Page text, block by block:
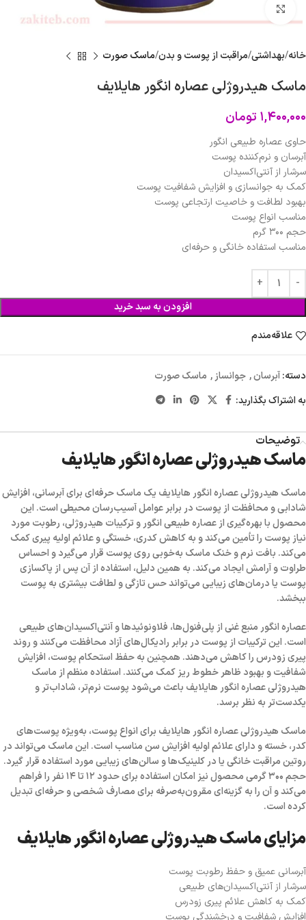
برای بزرگنمایی کلیک کنید
خانه بهداشتی مراقبت از پوست و بدن ماسک صورت
ماسک هیدروژلی عصاره انگور هایلایف
۱,۴۰۰,۰۰۰ تومان
حاوی عصاره طبیعی انگور
آبرسان و نرم‌کننده پوست
سرشار از آنتی‌اکسیدان
کمک به جوانسازی و افزایش شفافیت پوست
بهبود لطافت و خاصیت ارتجاعی پوست
مناسب انواع پوست
حجم ۳۰۰ گرم
مناسب استفاده خانگی و حرفه‌ای
افزودن به سبد خرید
علاقه‌مندم
دسته:آبرسان, جوانساز , ماسک صورت
به اشتراک بگذارید:
توضیحات
ماسک هیدروژلی عصاره انگور هایلایف
ماسک هیدروژلی عصاره انگور هایلایف یک ماسک حرفه‌ای برای آبرسانی، افزایش
شادابی و محافظت از پوست در برابر عوامل آسیب‌رسان محیطی است. این
محصول با بهره‌گیری از عصاره طبیعی انگور و ترکیبات هیدروژلی، رطوبت مورد
نیاز پوست را تأمین می‌کند و به کاهش کدری، خستگی و علائم اولیه پیری کمک
می‌کند. بافت نرم و خنک ماسک به‌خوبی روی پوست قرار می‌گیرد و احساس
طراوت و آرامش ایجاد می‌کند. به همین دلیل، استفاده از آن پس از پاکسازی
پوست یا درمان‌های زیبایی می‌تواند حس تازگی و لطافت بیشتری به پوست
ببخشد.
عصاره انگور منبع غنی از پلی‌فنول‌ها، فلاونوئیدها و آنتی‌اکسیدان‌های طبیعی
است. این ترکیبات از پوست در برابر رادیکال‌های آزاد محافظت می‌کنند و روند
پیری زودرس را کاهش می‌دهند. همچنین به حفظ استحکام پوست، افزایش
شفافیت و بهبود ظاهر خطوط ریز کمک می‌کنند. استفاده منظم از ماسک
هیدروژلی عصاره انگور هایلایف باعث می‌شود پوست نرم‌تر، شاداب‌تر و
یکدست‌تر به نظر برسد.
ماسک هیدروژلی عصاره انگور هایلایف برای انواع پوست، به‌ویژه پوست‌های
کدر، خسته و دارای علائم اولیه افزایش سن مناسب است. این ماسک می‌تواند در
روتین مراقبت خانگی یا در کلینیک‌ها و سالن‌های زیبایی مورد استفاده قرار گیرد.
حجم ۳۰۰ گرمی محصول نیز امکان استفاده برای حدود ۱۲ تا ۱۴ نفر را فراهم
می‌کند و آن را به گزینه‌ای مقرون‌به‌صرفه برای مصارف شخصی و حرفه‌ای تبدیل
کرده است.
مزایای ماسک هیدروژلی عصاره انگور هایلایف
آبرسانی عمیق و حفظ رطوبت پوست
سرشار از آنتی‌اکسیدان‌های طبیعی
کمک به کاهش علائم پیری زودرس
افزایش شفافیت و درخشندگی پوست